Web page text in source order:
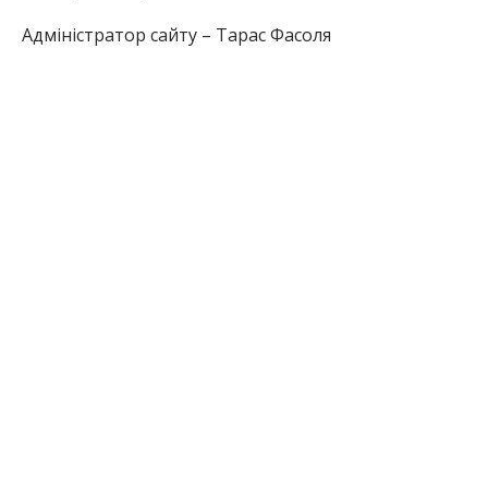
Адміністратор сайту – Тарас Фасоля